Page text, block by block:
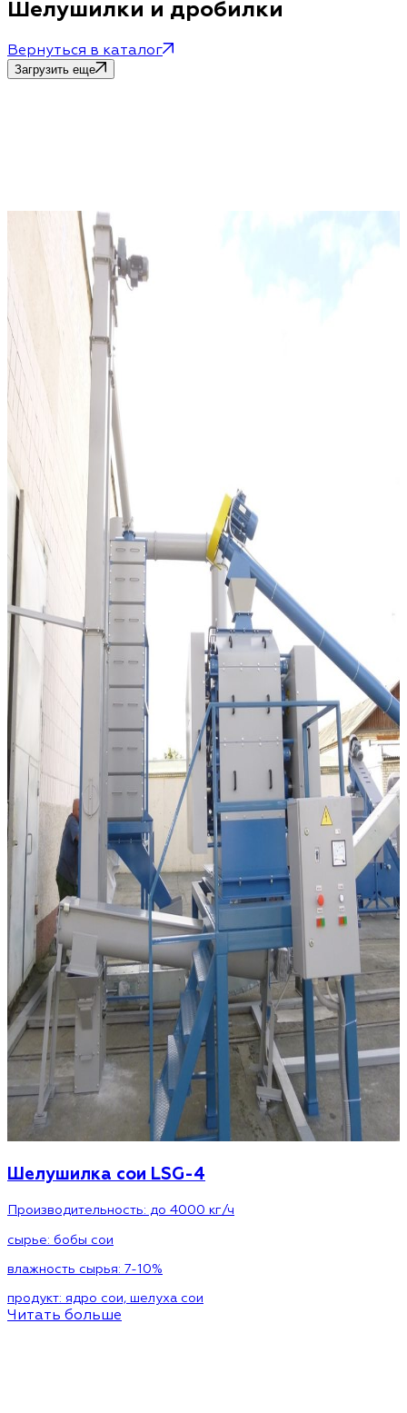
Шелушилки и дробилки
Вернуться в каталог
Загрузить еще
Шелушилка сои LSG-4
Производительность: до 4000 кг/ч
сырье: бобы сои
влажность сырья: 7-10%
продукт: ядро ​​сои, шелуха сои
Читать больше